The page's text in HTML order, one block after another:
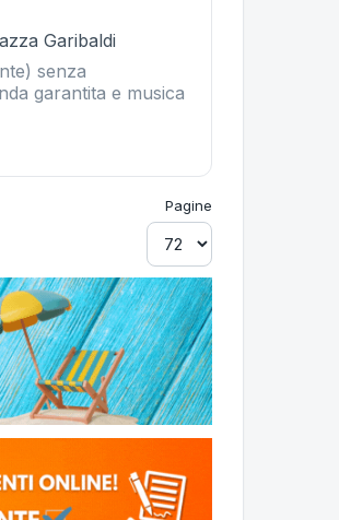
Garibaldi
senza
garantita e musica
Pagine